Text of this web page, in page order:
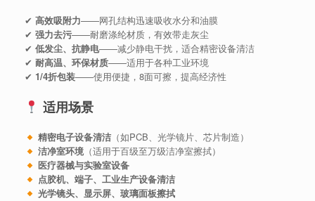
✔ 高效吸附力——网孔结构迅速吸收水分和油膜
✔ 强力去污——耐磨涤纶材质，有效带走灰尘
✔ 低发尘、抗静电——减少静电干扰，适合精密设备清洁
✔ 耐高温、环保材质——适用于各种工业环境
✔ 1/4折包装——使用便捷，8面可擦，提高经济性
适用场景
精密电子设备清洁（如PCB、光学镜片、芯片制造）
洁净室环境（适用于百级至万级洁净室擦拭）
医疗器械与实验室设备
点胶机、端子、工业生产设备清洁
光学镜头、显示屏、玻璃面板擦拭